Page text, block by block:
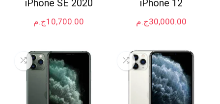
iPhone 12
ج.م30,000.00
iPhone SE 2020
ج.م10,700.00